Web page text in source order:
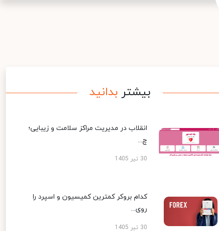
بیشتر بدانید
انقلاب در مدیریت مراکز سلامت و زیبایی؛
چ...
30 تیر 1405
کدام بروکر کمترین کمیسیون و اسپرد را
روی...
30 تیر 1405